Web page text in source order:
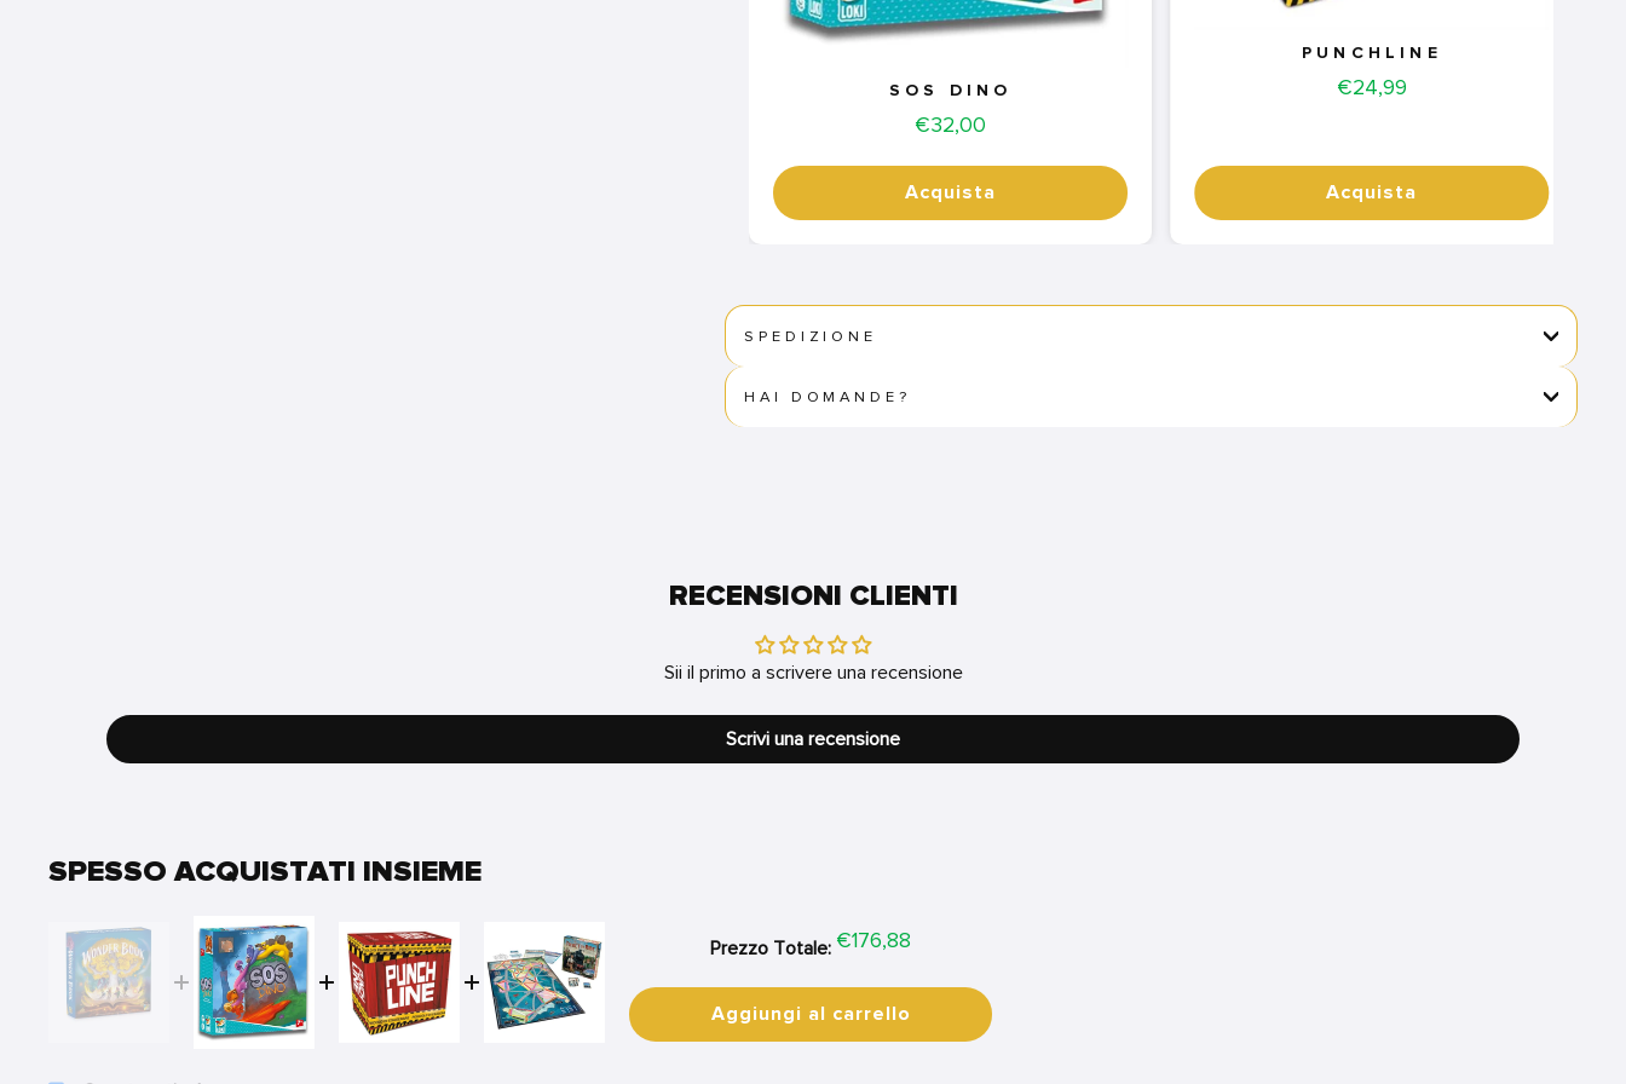
SOS DINO
Price
€32,00
Acquista
PUNCHLINE
Price
€24,99
Acquista
SPEDIZIONE
HAI DOMANDE?
RECENSIONI CLIENTI
Sii il primo a scrivere una recensione
Scrivi una recensione
SPESSO ACQUISTATI INSIEME
Prezzo Totale: Price
€176,88
Aggiungi al carrello